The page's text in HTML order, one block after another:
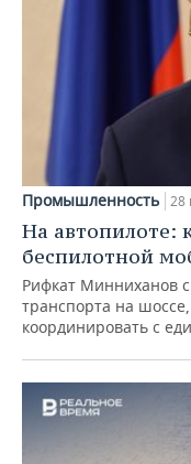
Промышленность 28
На автопилоте:
беспилотной
Рифкат Минниханов
транспорта на
координировать с